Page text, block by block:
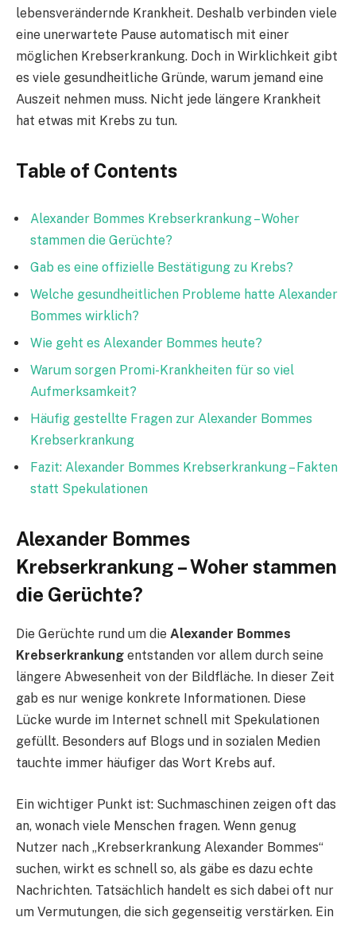
lebensverändernde Krankheit. Deshalb verbinden viele
eine unerwartete Pause automatisch mit einer
möglichen Krebserkrankung. Doch in Wirklichkeit gibt
es viele gesundheitliche Gründe, warum jemand eine
Auszeit nehmen muss. Nicht jede längere Krankheit
hat etwas mit Krebs zu tun.
Table of Contents
Alexander Bommes Krebserkrankung – Woher
stammen die Gerüchte?
Gab es eine offizielle Bestätigung zu Krebs?
Welche gesundheitlichen Probleme hatte Alexander
Bommes wirklich?
Wie geht es Alexander Bommes heute?
Warum sorgen Promi-Krankheiten für so viel
Aufmerksamkeit?
Häufig gestellte Fragen zur Alexander Bommes
Krebserkrankung
Fazit: Alexander Bommes Krebserkrankung – Fakten
statt Spekulationen
Alexander Bommes
Krebserkrankung – Woher stammen
die Gerüchte?
Die Gerüchte rund um die Alexander Bommes
Krebserkrankung entstanden vor allem durch seine
längere Abwesenheit von der Bildfläche. In dieser Zeit
gab es nur wenige konkrete Informationen. Diese
Lücke wurde im Internet schnell mit Spekulationen
gefüllt. Besonders auf Blogs und in sozialen Medien
tauchte immer häufiger das Wort Krebs auf.
Ein wichtiger Punkt ist: Suchmaschinen zeigen oft das
an, wonach viele Menschen fragen. Wenn genug
Nutzer nach „Krebserkrankung Alexander Bommes“
suchen, wirkt es schnell so, als gäbe es dazu echte
Nachrichten. Tatsächlich handelt es sich dabei oft nur
um Vermutungen, die sich gegenseitig verstärken. Ein